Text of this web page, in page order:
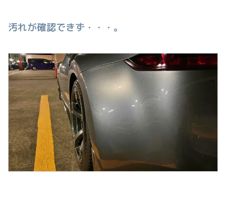
汚れが確認できず・・・。